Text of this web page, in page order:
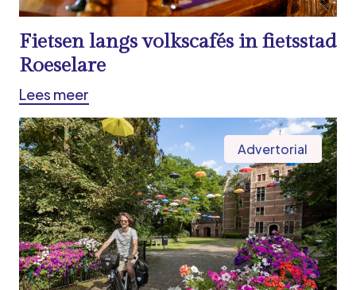
Fietsen langs volkscafés in fietsstad
Roeselare
Lees meer
Advertorial